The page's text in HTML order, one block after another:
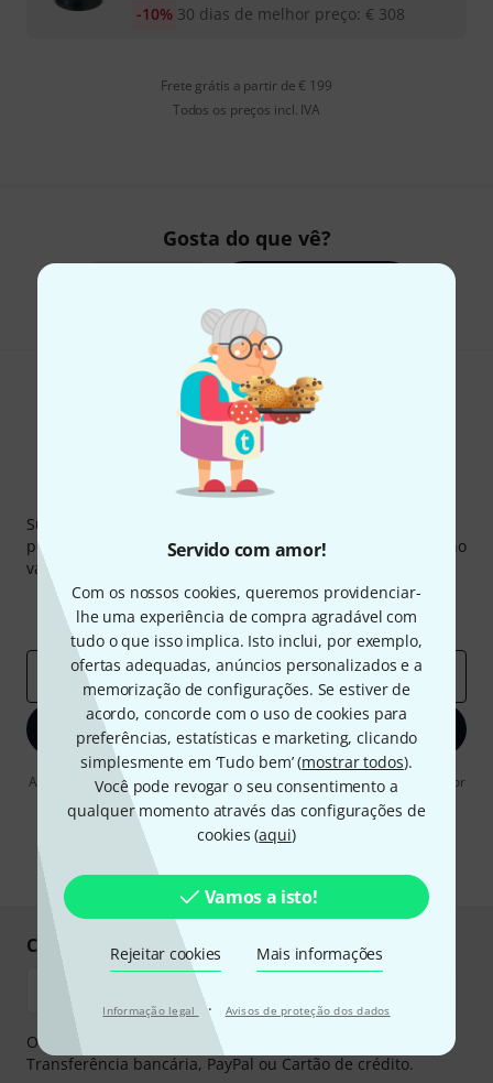
Servido com amor!
Com os nossos cookies, queremos providenciar-
lhe uma experiência de compra agradável com
tudo o que isso implica. Isto inclui, por exemplo,
ofertas adequadas, anúncios personalizados e a
memorização de configurações. Se estiver de
acordo, concorde com o uso de cookies para
preferências, estatísticas e marketing, clicando
simplesmente em ‘Tudo bem’ (mostrar todos).
Você pode revogar o seu consentimento a
qualquer momento através das configurações de
cookies (aqui)
Vamos a isto!
Rejeitar cookies Mais informações
Informação legal · Avisos de proteção dos dados
30 dias de melhor preço: € 308
-10%
Frete grátis a partir de € 199
Todos os preços incl. IVA
Gosta do que vê?
Newsletter Thomann
Subscreva a Newsletter da Thomann em inglês e com um
pouco de sorte você poderá ganhar um dos
no
valor de
Contribuições inspiradoras
Ofertas
Insights da Thomann
Endereço de e-mail*
Inscreva-se agora
Ao clicar em "Inscreva-se agora", concordo em receber publicidade por
e-mail. Posso cancelar a assinatura a qualquer momento. Você pode
encontrar mais informações sobre a newsletter na nossadiretriz de
proteção de dados
Compre e pague em segurança
O pagamento pode ser feito de forma segura através de
Transferência bancária, PayPal ou Cartão de crédito.